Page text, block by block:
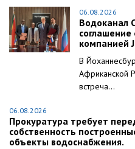
06.08.2026
Водоканал
соглашение
компанией
В
Африканской
встреча...
06.08.2026
Прокуратура требует
собственность
объекты водоснабжения.